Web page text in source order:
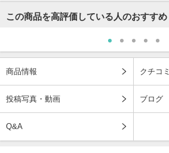
この商品を高評価している人のおすすめ
商品情報 クチコミ
投稿写真・動画 ブログ
Q&A